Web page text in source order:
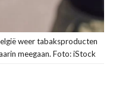
weer tabaksproducten
meegaan. Foto: iStock